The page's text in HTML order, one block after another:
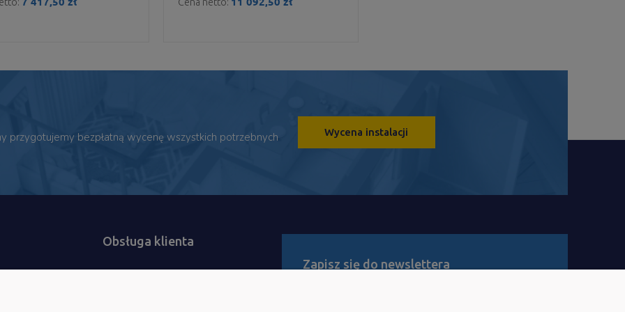
przygotujemy bezpłatną wycenę wszystkich potrzebnych
Wycena instalacji
Obsługa klienta
Zapisz się do newslettera